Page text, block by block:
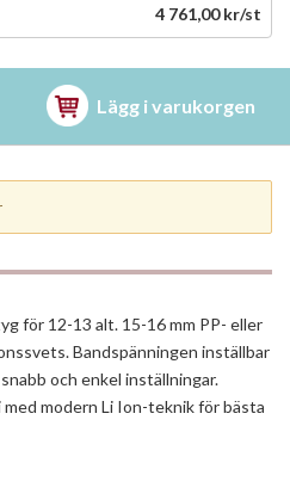
4 761,00 kr/st
Lägg i varukorgen
för 12-13 alt. 15-16 mm PP- eller
Bandspänningen inställbar
och enkel inställningar.
modern Li Ion-teknik för bästa